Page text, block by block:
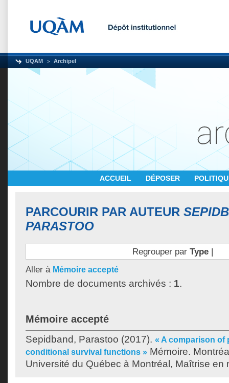
UQAM Archipel
ACCUEIL DÉPOSER
PARCOURIR PAR AUTEUR
PARASTOO
Regrouper par Type|
Aller à Mémoire accepté
Nombre de documents archivés : 1.
Mémoire accepté
Sepidband, Parastoo (2017). « A comparison of
conditional survival functions » Mémoire.
Université du Québec à Montréal, Maîtrise en